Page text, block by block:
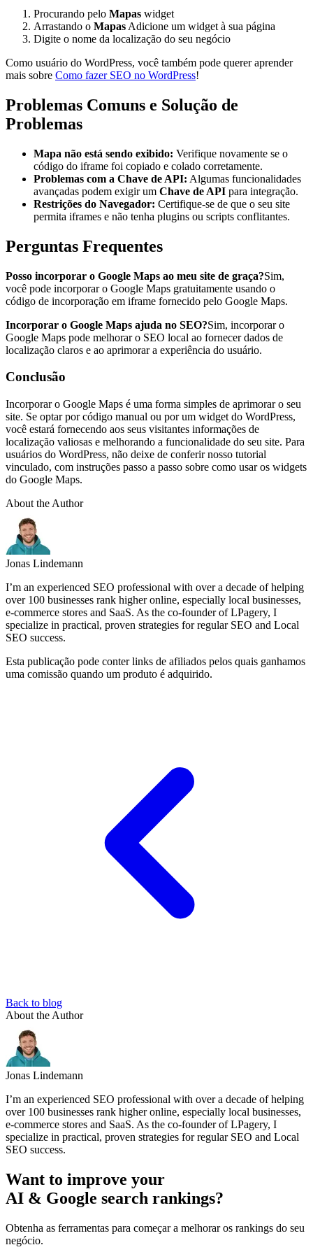
Procurando pelo Mapas widget
Arrastando o Mapas Adicione um widget à sua página
Digite o nome da localização do seu negócio
Como usuário do WordPress, você também pode querer aprender
mais sobre Como fazer SEO no WordPress!
Problemas Comuns e Solução de
Problemas
Mapa não está sendo exibido: Verifique novamente se o
código do iframe foi copiado e colado corretamente.
Problemas com a Chave de API: Algumas funcionalidades
avançadas podem exigir um Chave de API para integração.
Restrições do Navegador: Certifique-se de que o seu site
permita iframes e não tenha plugins ou scripts conflitantes.
Perguntas Frequentes
Posso incorporar o Google Maps ao meu site de graça?Sim,
você pode incorporar o Google Maps gratuitamente usando o
código de incorporação em iframe fornecido pelo Google Maps.
Incorporar o Google Maps ajuda no SEO?Sim, incorporar o
Google Maps pode melhorar o SEO local ao fornecer dados de
localização claros e ao aprimorar a experiência do usuário.
Conclusão
Incorporar o Google Maps é uma forma simples de aprimorar o seu
site. Se optar por código manual ou por um widget do WordPress,
você estará fornecendo aos seus visitantes informações de
localização valiosas e melhorando a funcionalidade do seu site. Para
usuários do WordPress, não deixe de conferir nosso tutorial
vinculado, com instruções passo a passo sobre como usar os widgets
do Google Maps.
About the Author
Jonas Lindemann
I’m an experienced SEO professional with over a decade of helping
over 100 businesses rank higher online, especially local businesses,
e-commerce stores and SaaS. As the co-founder of LPagery, I
specialize in practical, proven strategies for regular SEO and Local
SEO success.
Esta publicação pode conter links de afiliados pelos quais ganhamos
uma comissão quando um produto é adquirido.
Back to blog
About the Author
Jonas Lindemann
I’m an experienced SEO professional with over a decade of helping
over 100 businesses rank higher online, especially local businesses,
e-commerce stores and SaaS. As the co-founder of LPagery, I
specialize in practical, proven strategies for regular SEO and Local
SEO success.
Want to improve your
AI & Google search rankings?
Obtenha as ferramentas para começar a melhorar os rankings do seu
negócio.